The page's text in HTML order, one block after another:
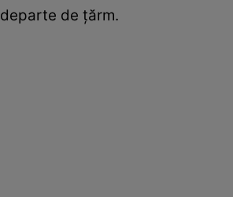
departe de țărm.